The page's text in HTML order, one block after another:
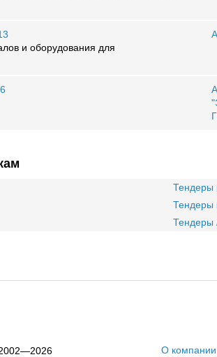
и оборудования для
Тендеры
Тендеры
Тендеры
О компании